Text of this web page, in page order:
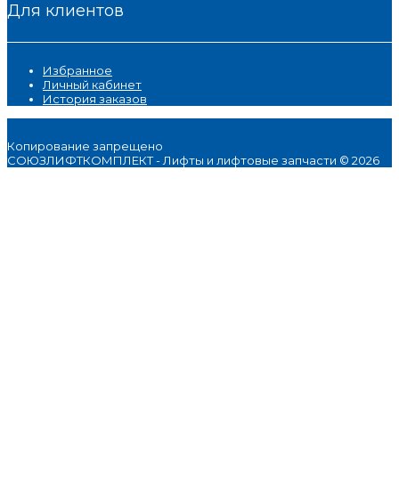
Для клиентов
Избранное
Личный кабинет
История заказов
Копирование запрещено
СОЮЗЛИФТКОМПЛЕКТ - Лифты и лифтовые запчасти © 2026